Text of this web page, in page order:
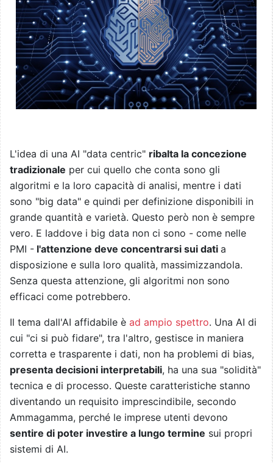
L'idea di una AI "data centric" ribalta la concezione
tradizionale per cui quello che conta sono gli
algoritmi e la loro capacità di analisi, mentre i dati
sono "big data" e quindi per definizione disponibili in
grande quantità e varietà. Questo però non è sempre
vero. E laddove i big data non ci sono - come nelle
PMI - l'attenzione deve concentrarsi sui dati a
disposizione e sulla loro qualità, massimizzandola.
Senza questa attenzione, gli algoritmi non sono
efficaci come potrebbero.
Il tema dall'AI affidabile è ad ampio spettro. Una AI di
cui "ci si può fidare", tra l'altro, gestisce in maniera
corretta e trasparente i dati, non ha problemi di bias,
presenta decisioni interpretabili, ha una sua "solidità"
tecnica e di processo. Queste caratteristiche stanno
diventando un requisito imprescindibile, secondo
Ammagamma, perché le imprese utenti devono
sentire di poter investire a lungo termine sui propri
sistemi di AI.